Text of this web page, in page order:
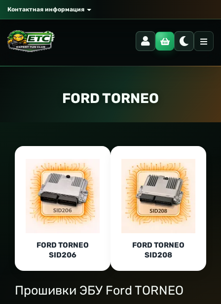
Контактная информация
FORD TORNEO
FORD TORNEO
SID206
FORD TORNEO
SID208
Прошивки ЭБУ Ford TORNEO